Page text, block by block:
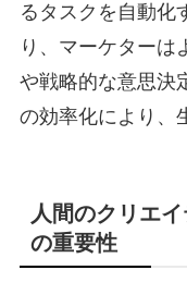
るタスクを自動化
り、マーケターは
や戦略的な意思決
の効率化により、
人間のクリエ
の重要性